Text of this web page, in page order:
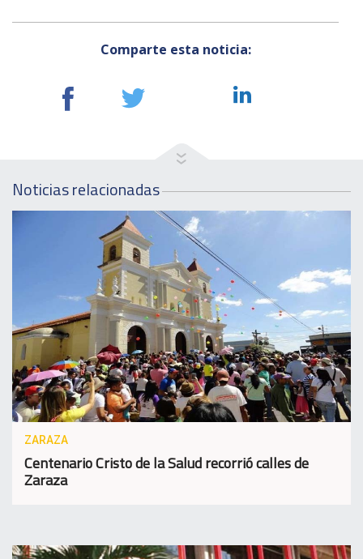
Comparte esta noticia:
Noticias relacionadas
ZARAZA
Centenario Cristo de la Salud recorrió calles de
Zaraza